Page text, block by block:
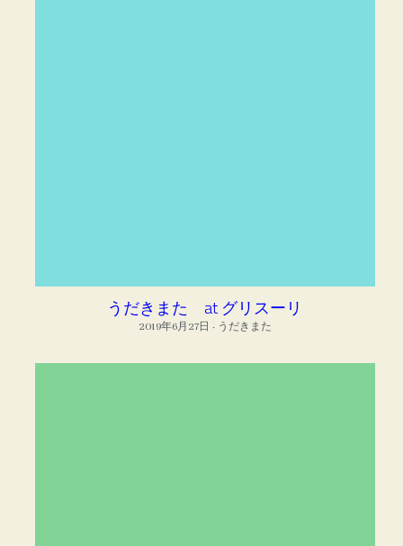
うだきまた at グリスーリ
2019年6月27日 · うだきまた